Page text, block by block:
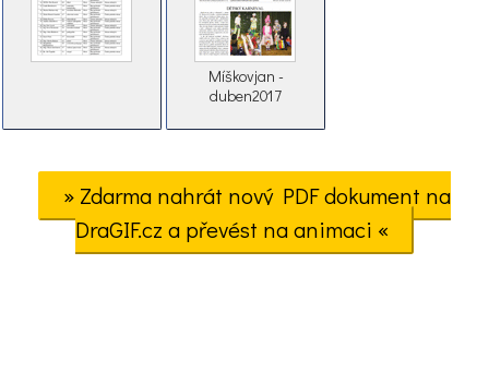
Míškovjan -
duben2017
» Zdarma nahrát nový PDF dokument na
DraGIF.cz a převést na animaci «